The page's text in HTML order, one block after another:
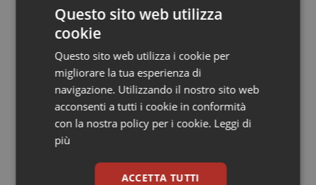
Salute orale & impianti
Sangue & coagulazione
Tiroide
Tumore al seno
Tumore ovarico
Potrebbe interessarti in
Lazio
Spallanzani: capire la ricerca per
comprendere il presente
Questo sito web utilizza
cookie
Questo sito web utilizza i cookie per
migliorare la tua esperienza di
navigazione. Utilizzando il nostro sito web
acconsenti a tutti i cookie in conformità
con la nostra policy per i cookie. Leggi di
più
ACCETTA TUTTI